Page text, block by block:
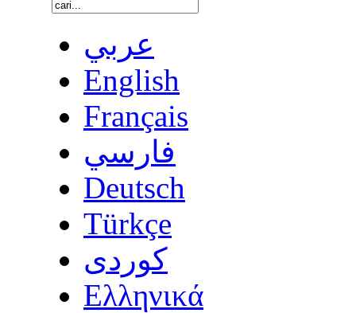
عربي
English
Français
فارسي
Deutsch
Türkçe
كوردى
Ελληνικά